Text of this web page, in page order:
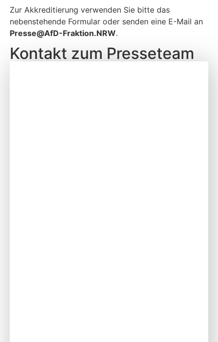
Zur Akkreditierung verwenden Sie bitte das
nebenstehende Formular oder senden eine E-Mail an
Presse@AfD-Fraktion.NRW.
Kontakt zum Presseteam